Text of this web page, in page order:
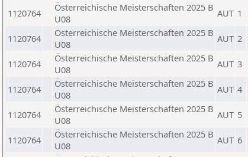
1120764
Österreichische Meisterschaften 2025 B
U08
AUT 1
1120764
Österreichische Meisterschaften 2025 B
U08
AUT 2
1120764
Österreichische Meisterschaften 2025 B
U08
AUT 3
1120764
Österreichische Meisterschaften 2025 B
U08
AUT 4
1120764
Österreichische Meisterschaften 2025 B
U08
AUT 5
1120764
Österreichische Meisterschaften 2025 B
U08
AUT 6